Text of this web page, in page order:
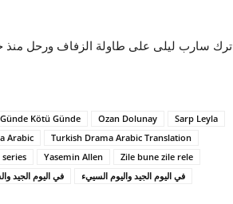
ترك سارب ليلى على طاولة الزفاف ورحل
Kötü Günde Ozan Dolunay
Sarp Leyla
Arabic
Turkish Drama Arabic Translation
Yasemin Allen
Zile bune zile rele
في اليوم الجيد
في اليوم الجيد واليوم السييء